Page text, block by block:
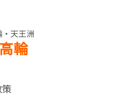
天王洲
輪